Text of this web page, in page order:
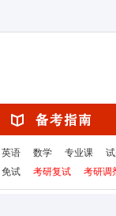
英语 数学 专业课
免试 考研复试 考研调